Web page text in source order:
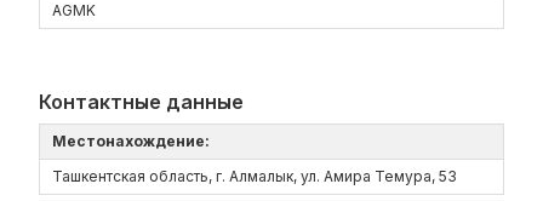
AGMK
Контактные данные
Местонахождение:
Ташкентская область, г. Алмалык, ул. Амира Темура, 53